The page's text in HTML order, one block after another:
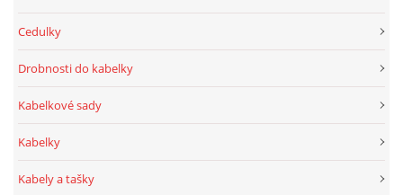
Cedulky
Drobnosti do kabelky
Kabelkové sady
Kabelky
Kabely a tašky